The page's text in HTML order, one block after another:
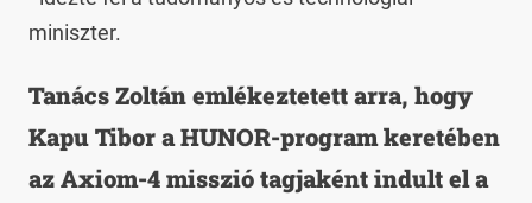
miniszter.
Tanács Zoltán emlékeztetett arra, hogy
Kapu Tibor a HUNOR-program keretében
az Axiom-4 misszió tagjaként indult el a